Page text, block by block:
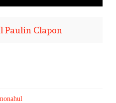
Paulin Clapon